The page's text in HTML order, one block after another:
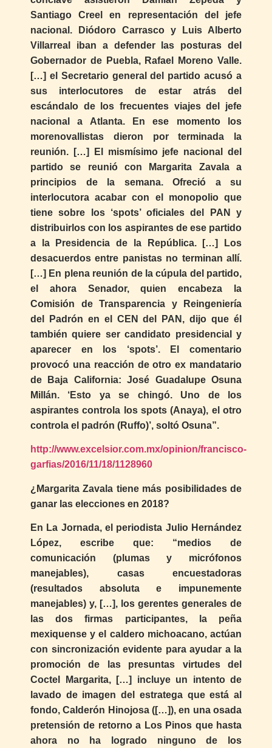
Santiago Creel en representación del jefe
nacional. Diódoro Carrasco y Luis Alberto
Villarreal iban a defender las posturas del
Gobernador de Puebla, Rafael Moreno Valle.
[…] el Secretario general del partido acusó a
sus interlocutores de estar atrás del
escándalo de los frecuentes viajes del jefe
nacional a Atlanta. En ese momento los
morenovallistas dieron por terminada la
reunión. […] El mismísimo jefe nacional del
partido se reunió con Margarita Zavala a
principios de la semana. Ofreció a su
interlocutora acabar con el monopolio que
tiene sobre los ‘spots’ oficiales del PAN y
distribuirlos con los aspirantes de ese partido
a la Presidencia de la República. […] Los
desacuerdos entre panistas no terminan allí.
[…] En plena reunión de la cúpula del partido,
el ahora Senador, quien encabeza la
Comisión de Transparencia y Reingeniería
del Padrón en el CEN del PAN, dijo que él
también quiere ser candidato presidencial y
aparecer en los ‘spots’. El comentario
provocó una reacción de otro ex mandatario
de Baja California: José Guadalupe Osuna
Millán. ‘Esto ya se chingó. Uno de los
aspirantes controla los spots (Anaya), el otro
controla el padrón (Ruffo)’, soltó Osuna”.
http://www.excelsior.com.mx/opinion/francisco-
garfias/2016/11/18/1128960
¿Margarita Zavala tiene más posibilidades de
ganar las elecciones en 2018?
En La Jornada, el periodista Julio Hernández
López, escribe que: “medios de
comunicación (plumas y micrófonos
manejables), casas encuestadoras
(resultados absoluta e impunemente
manejables) y, […], los gerentes generales de
las dos firmas participantes, la peña
mexiquense y el caldero michoacano, actúan
con sincronización evidente para ayudar a la
promoción de las presuntas virtudes del
Coctel Margarita, […] incluye un intento de
lavado de imagen del estratega que está al
fondo, Calderón Hinojosa ([…]), en una osada
pretensión de retorno a Los Pinos que hasta
ahora no ha logrado ninguno de los